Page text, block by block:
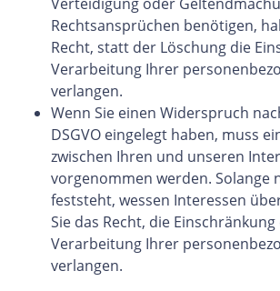
Verteidigung oder
Rechtsansprüchen benötigen,
Recht, statt der Löschung die
Verarbeitung Ihrer
verlangen.
Wenn Sie einen Widerspruch
DSGVO eingelegt haben, muss
zwischen Ihren und unseren
vorgenommen werden. Solange
feststeht, wessen Interessen
Sie das Recht, die
Verarbeitung Ihrer
verlangen.